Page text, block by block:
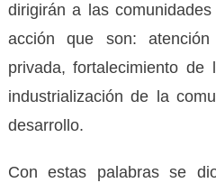
dirigirán a las
acción que son:
privada, fortalecimiento de
industrialización de la
desarrollo.
Con estas palabras se